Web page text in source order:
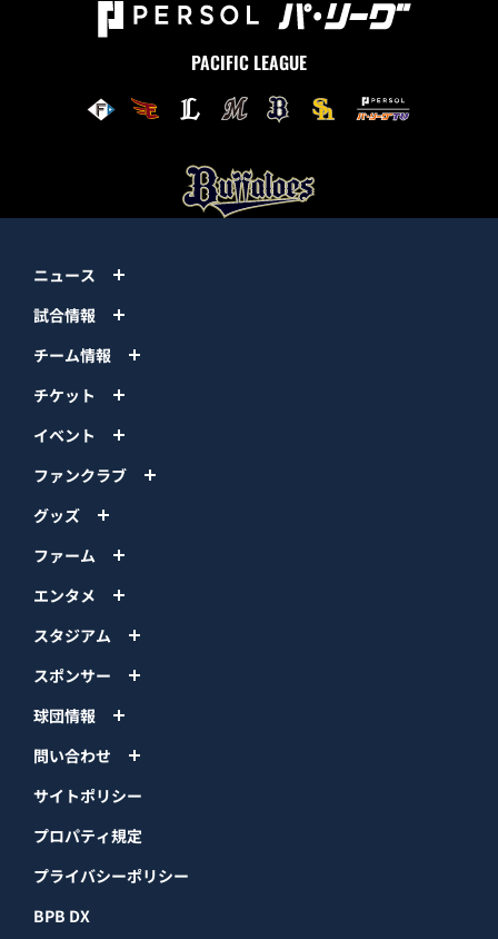
PACIFIC LEAGUE
ニュース
試合情報
チーム情報
チケット
イベント
ファンクラブ
グッズ
ファーム
エンタメ
スタジアム
スポンサー
球団情報
問い合わせ
サイトポリシー
プロパティ規定
プライバシーポリシー
BPB DX